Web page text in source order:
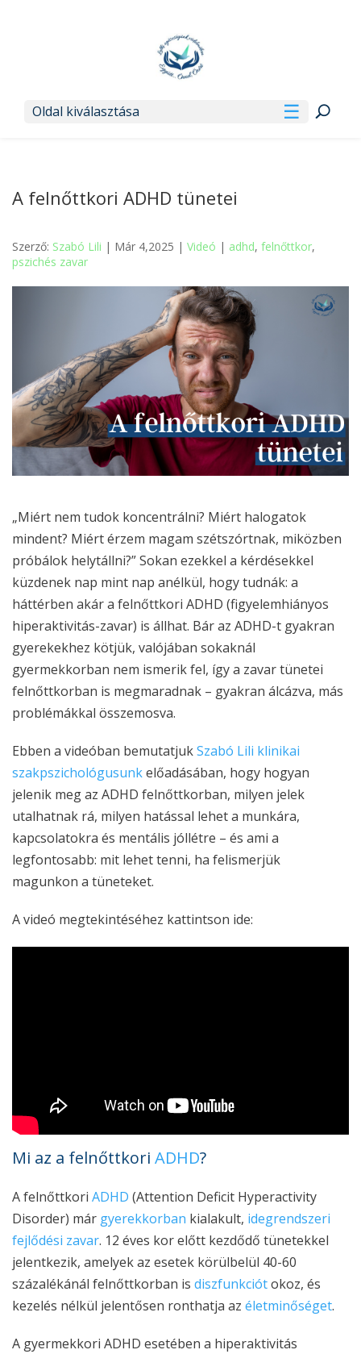
Oldal kiválasztása
A felnőttkori ADHD tünetei
Szerző: Szabó Lili | Már 4,2025 | Videó | adhd, felnőttkor,
pszichés zavar
„Miért nem tudok koncentrálni? Miért halogatok
mindent? Miért érzem magam szétszórtnak, miközben
próbálok helytállni?”Sokan ezekkel a kérdésekkel
küzdenek nap mint nap anélkül, hogy tudnák: a
háttérben akár a felnőttkori ADHD (figyelemhiányos
hiperaktivitás-zavar) is állhat. Bár az ADHD-t gyakran
gyerekekhez kötjük, valójában sokaknál
gyermekkorban nem ismerik fel, így a zavar tünetei
felnőttkorban is megmaradnak – gyakran álcázva, más
problémákkal összemosva.
Ebben a videóban bemutatjukSzabó Lili klinikai
szakpszichológusunkelőadásában, hogy hogyan
jelenik meg az ADHD felnőttkorban, milyen jelek
utalhatnak rá, milyen hatással lehet a munkára,
kapcsolatokra és mentális jóllétre – és ami a
legfontosabb: mit lehet tenni, ha felismerjük
magunkon a tüneteket.
A videó megtekintéséhez kattintson ide:
Mi az a felnőttkori ADHD?
A felnőttkori ADHD (Attention Deficit Hyperactivity
Disorder) már gyerekkorban kialakult, idegrendszeri
fejlődési zavar. 12 éves kor előtt kezdődő tünetekkel
jelentkezik, amelyek az esetek körülbelül 40-60
százalékánál felnőttkorban is diszfunkciótokoz, és
kezelés nélkül jelentősen ronthatja az életminőséget.
A gyermekkori ADHD esetében a hiperaktivitás